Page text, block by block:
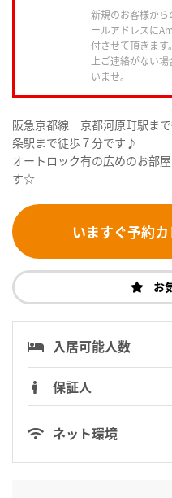
新規のお客様か
ールアドレスに
付させて頂きま
上ご連絡がない
いませ。
阪急京都線 京都河原町駅ま
条駅まで徒歩７分です♪
オートロック有の広めのお部
す☆
いますぐ予約
お
入居可能人数
保証人
ネット環境